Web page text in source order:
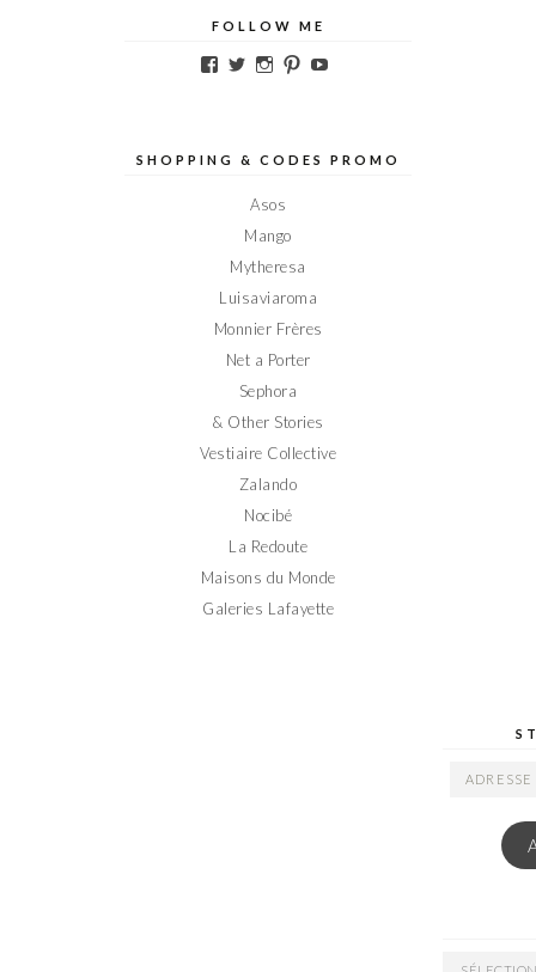
FOLLOW ME
Voir
sur
Voir
sur
Voir
sur
Voir
sur sur
SHOPPING & CODES PROMO
Asos
Mango
Mytheresa
Luisaviaroma
Monnier Frères
Net a Porter
Sephora
& Other Stories
Vestiaire Collective
Zalando
Nocibé
La Redoute
Maisons du Monde
Galeries Lafayette
ADRESSE
ARCHIVES